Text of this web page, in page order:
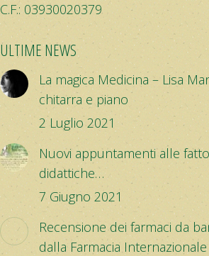
C.F.: 03930020379
ULTIME NEWS
La magica Medicina – Lisa
chitarra e piano
2 Luglio 2021
Nuovi appuntamenti alle
didattiche…
7 Giugno 2021
Recensione dei farmaci da
dalla Farmacia